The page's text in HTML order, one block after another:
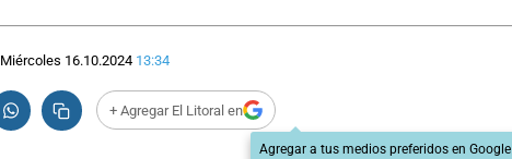
Miércoles 16.10.2024 13:34
+ Agregar El Litoral en
Agregar a tus medios preferidos en Google